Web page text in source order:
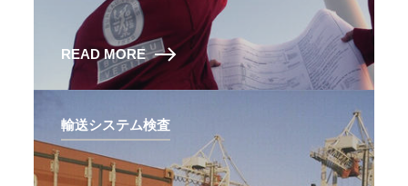
READ MORE
輸送システム検査